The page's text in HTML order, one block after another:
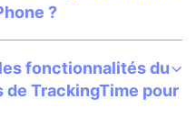
?
fonctionnalités du
TrackingTime pour